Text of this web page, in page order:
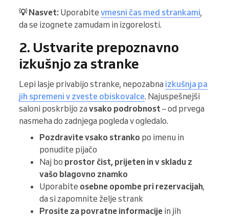
💡 Nasvet: Uporabite vmesni čas med strankami,
da se izognete zamudam in izgorelosti.
2. Ustvarite prepoznavno
izkušnjo za stranke
Lepi lasje privabijo stranke, nepozabna izkušnja pa
jih spremeni v zveste obiskovalce. Najuspešnejši
saloni poskrbijo za vsako podrobnost– od prvega
nasmeha do zadnjega pogleda v ogledalo.
Pozdravite vsako stranko po imenu in
ponudite pijačo
Naj bo prostor čist, prijeten in v skladu z
vašo blagovno znamko
Uporabite osebne opombe pri rezervacijah,
da si zapomnite želje strank
Prosite za povratne informacije in jih